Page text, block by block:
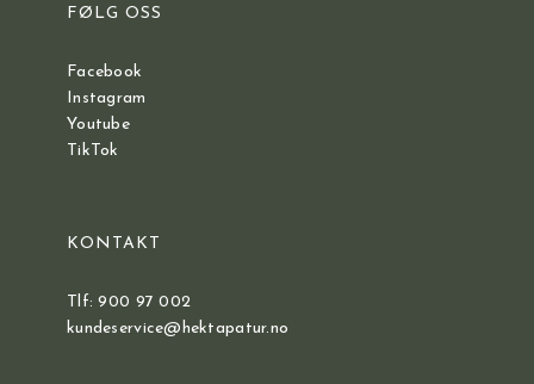
FØLG OSS
Facebook
Instagram
Youtube
TikTok
KONTAKT
Tlf: 900 97 002
kundeservice@hektapatur.no